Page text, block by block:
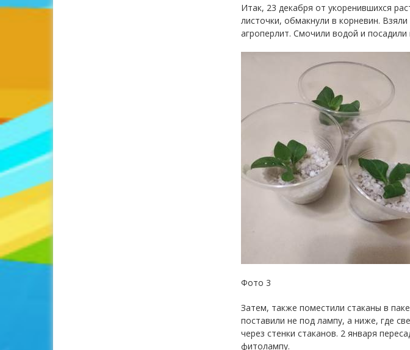
Итак, 23 декабря от укоренившихся
листочки, обмакнули в корневин.
агроперлит. Смочили водой и
Фото 3
Затем, также поместили стаканы в
поставили не под лампу, а ниже, где
через стенки стаканов. 2 января
фитолампу.